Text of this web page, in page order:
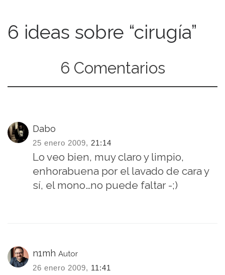
6 ideas sobre “cirugía”
6 Comentarios
Dabo
25 enero 2009, 21:14
Lo veo bien, muy claro y limpio,
enhorabuena por el lavado de cara y
sí, el mono…no puede faltar -;)
n1mh Autor
26 enero 2009, 11:41